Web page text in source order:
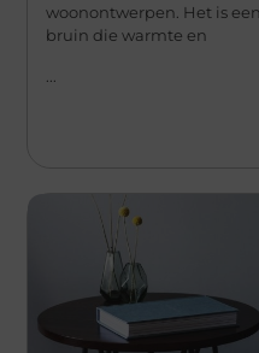
woonontwerpen. Het is
bruin die warmte en